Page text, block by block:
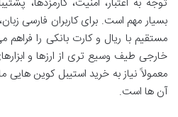
بسیار مهم است. برای کاربران فارسی
مستقیم با ریال و کارت بانکی را
خارجی طیف وسیع تری از ارزها و
آن ها است.